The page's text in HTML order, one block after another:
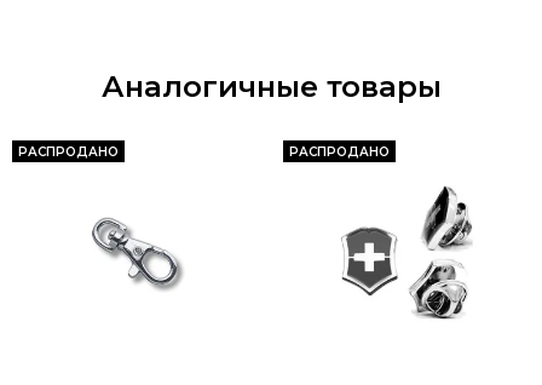
Аналогичные товары
РАСПРОДАНО РАСПРОДАНО